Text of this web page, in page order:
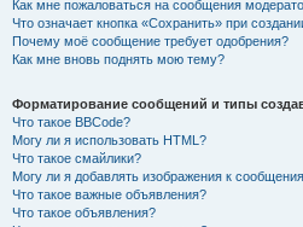
Как мне пожаловаться на сообщения
Что означает кнопка «Сохранить» при
Почему моё сообщение требует одобрения?
Как мне вновь поднять мою тему?
Форматирование сообщений и типы
Что такое BBCode?
Могу ли я использовать HTML?
Что такое смайлики?
Могу ли я добавлять изображения к
Что такое важные объявления?
Что такое объявления?